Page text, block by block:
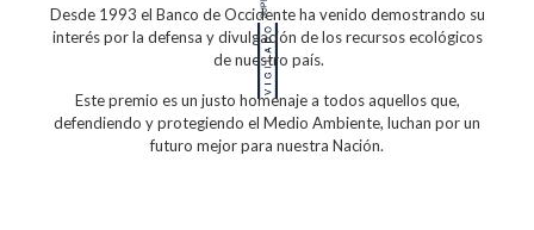
Desde 1993 el Banco de Occidenteha venido demostrando su
interés por la defensa y divulgación de los recursos ecológicos
de nuestro país.
Este premio es un justo homenaje a todosaquellos que,
defendiendo y protegiendo el Medio Ambiente, luchan por un
futuro mejor para nuestra Nación.